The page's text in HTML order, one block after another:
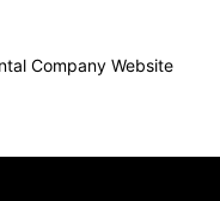
Company Website